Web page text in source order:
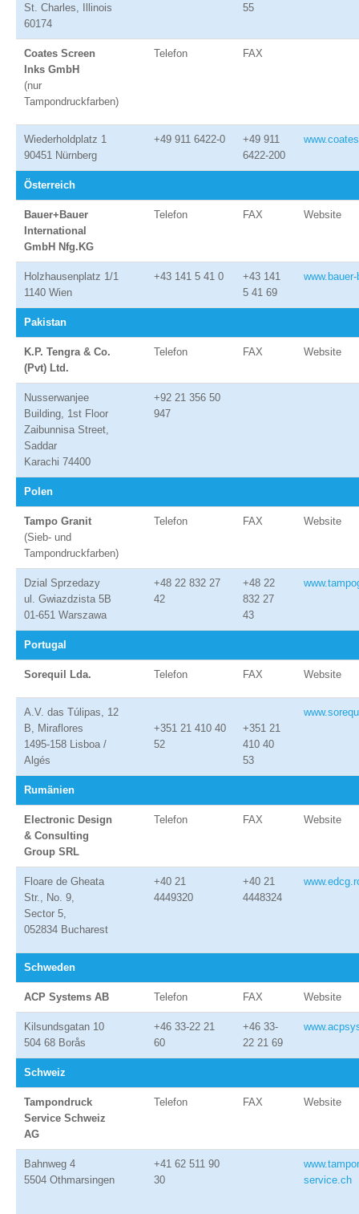
St. Charles, Illinois
60174
55
Coates Screen
Inks GmbH
(nur
Tampondruckfarben)
Telefon FAX
Wiederholdplatz 1
90451 Nürnberg
+49 911 6422-0
+49 911
6422-200
Österreich
Bauer+Bauer
International
GmbH Nfg.KG
Telefon FAX Website
Holzhausenplatz 1/1
1140 Wien
+43 141 5 41 0
+43 141
5 41 69
Pakistan
K.P. Tengra & Co.
(Pvt) Ltd.
Telefon FAX Website
Nusserwanjee
Building, 1st Floor
Zaibunnisa Street,
Saddar
Karachi 74400
+92 21 356 50
947
Polen
Tampo Granit
(Sieb- und
Tampondruckfarben)
Telefon FAX Website
Dzial Sprzedazy
ul. Gwiazdzista 5B
01-651 Warszawa
+48 22 832 27
42
+48 22
832 27
43
Portugal
Sorequil Lda. Telefon FAX Website
A.V. das Túlipas, 12
B, Miraflores
1495-158 Lisboa /
Algés
+351 21 410 40
52
+351 21
410 40
53
Rumänien
Electronic Design
& Consulting
Group SRL
Telefon FAX Website
Floare de Gheata
Str., No. 9,
Sector 5,
052834 Bucharest
+40 21
4449320
+40 21
4448324
Schweden
ACP Systems AB Telefon FAX Website
Kilsundsgatan 10
504 68 Borås
+46 33-22 21
60
+46 33-
22 21 69
Schweiz
Tampondruck
Service Schweiz
AG
Telefon FAX Website
Bahnweg 4
5504 Othmarsingen
+41 62 511 90
30
service.ch